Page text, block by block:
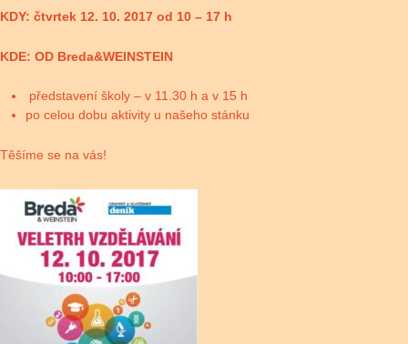
KDY: čtvrtek 12. 10. 2017 od 10 – 17 h
KDE: OD Breda&WEINSTEIN
představení školy – v 11.30 h a v 15 h
po celou dobu aktivity u našeho stánku
Těšíme se na vás!